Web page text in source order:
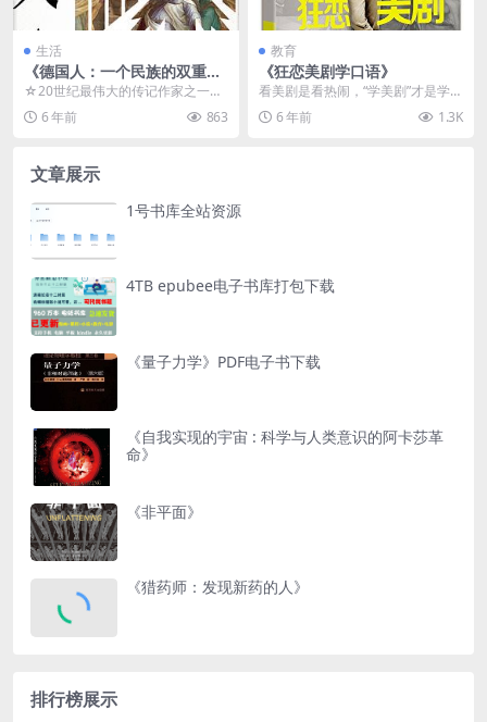
生活
《德国人：一个民族的双重历
史》
☆20世纪最伟大的传记作家之一为
德国人作传 ☆一本书读懂德国人的
浪漫与暴力、理智...
6 年前 863
教育
《狂恋美剧学口语》
看美剧是看热闹，“学美剧”才是学门
道。本书以经典美剧为素材讲解英
语口语，精选最常...
6 年前 1.3K
文章展示
1号书库全站资源
4TB epubee电子书库打包下载
《量子力学》PDF电子书下载
《自我实现的宇宙 : 科学与人类意识的阿卡莎革
命》
《非平面》
《猎药师：发现新药的人》
排行榜展示